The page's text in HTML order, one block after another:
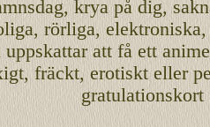
,krya på dig,
,rörliga,elektroniska
att få ett
,fräckt, erotiskteller
gratulationskort